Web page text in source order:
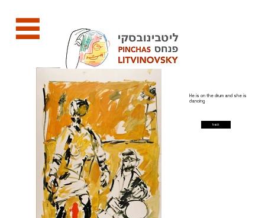
He is on the drum and she is
dancing
back